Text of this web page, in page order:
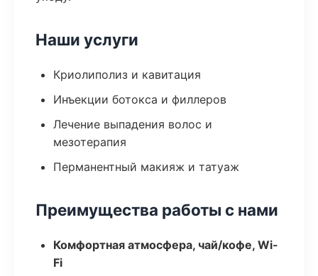
Наши услуги
Криолиполиз и кавитация
Инъекции ботокса и филлеров
Лечение выпадения волос и
мезотерапия
Перманентный макияж и татуаж
Преимущества работы с нами
Комфортная атмосфера, чай/кофе, Wi-
Fi